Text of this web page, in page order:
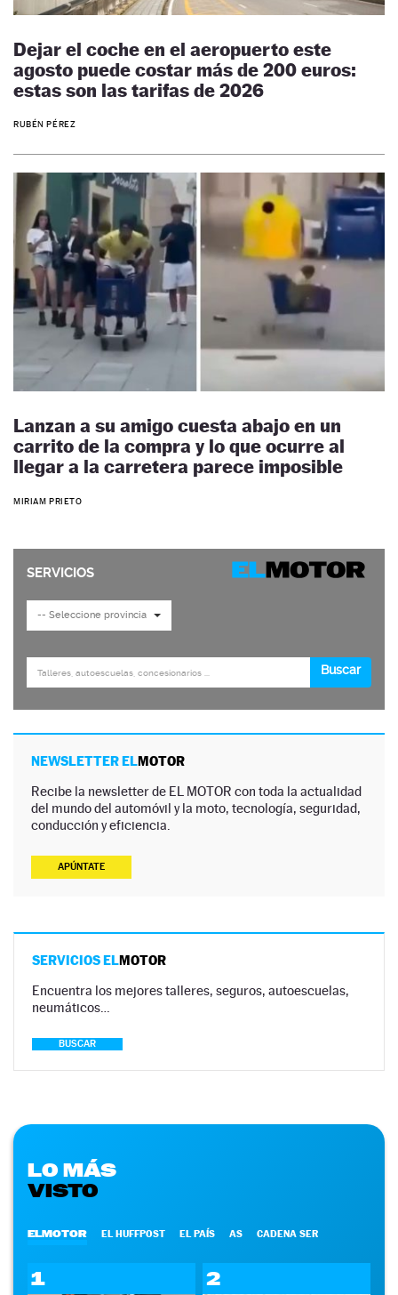
Dejar el coche en el aeropuerto este
agosto puede costar más de 200 euros:
estas son las tarifas de 2026
RUBÉN PÉREZ
Lanzan a su amigo cuesta abajo en un
carrito de la compra y lo que ocurre al
llegar a la carretera parece imposible
MIRIAM PRIETO
NEWSLETTER ELMOTOR
Recibe la newsletter de EL MOTOR con toda la actualidad
del mundo del automóvil y la moto, tecnología, seguridad,
conducción y eficiencia.
APÚNTATE
SERVICIOS ELMOTOR
Encuentra los mejores talleres, seguros, autoescuelas,
neumáticos…
BUSCAR
LO MÁS
VISTO
ELMOTOR EL HUFFPOST EL PAÍS AS CADENA SER
1 2